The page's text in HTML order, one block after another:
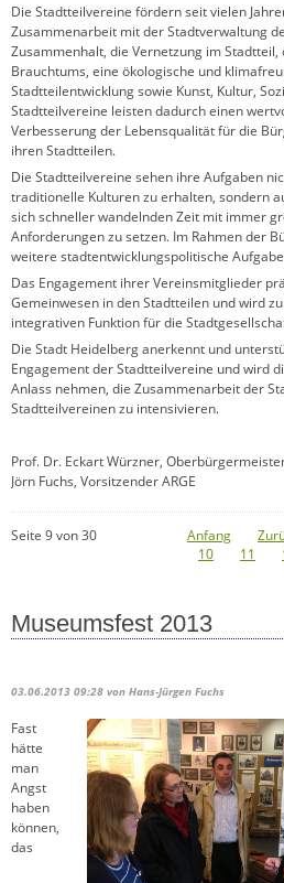
Die Stadtteilvereine fördern seit vielen
Zusammenarbeit mit der Stadtverwaltung
Zusammenhalt, die Vernetzung im Stadtteil,
Brauchtums, eine ökologische und
Stadtteilentwicklung sowie Kunst, Kultur,
Stadtteilvereine leisten dadurch einen
Verbesserung der Lebensqualität für die
ihren Stadtteilen.
Die Stadtteilvereine sehen ihre Aufgaben
traditionelle Kulturen zu erhalten, sondern
sich schneller wandelnden Zeit mit immer
Anforderungen zu setzen. Im Rahmen der
weitere stadtentwicklungspolitische
Das Engagement ihrer Vereinsmitglieder
Gemeinwesen in den Stadtteilen und wird
integrativen Funktion für die
Die Stadt Heidelberg anerkennt und
Engagement der Stadtteilvereine und wird
Anlass nehmen, die Zusammenarbeit der
Stadtteilvereinen zu intensivieren.
Prof. Dr. Eckart Würzner,
Jörn Fuchs, Vorsitzender ARGE
Seite 9 von 30 Anfang
10
11
Museumsfest 2013
03.06.2013 09:28 von Hans-Jürgen Fuchs
Fast
hätte
man
Angst
haben
können,
das